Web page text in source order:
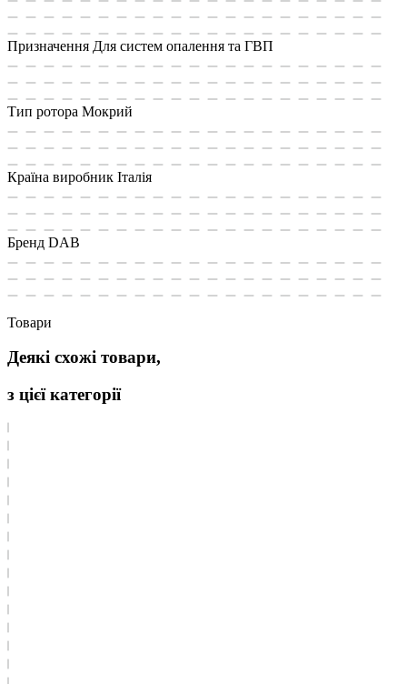
Призначення Для систем опалення та ГВП
Тип ротора Мокрий
Країна виробник Італія
Бренд DAB
Товари
Деякі схожі товари,
з цієї категорії